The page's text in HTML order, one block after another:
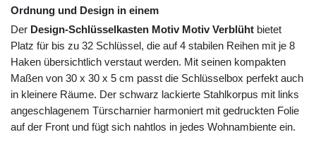
Ordnung und Design in einem
Der Design-Schlüsselkasten Motiv Motiv Verblüht bietet
Platz für bis zu 32 Schlüssel, die auf 4 stabilen Reihen mit je 8
Haken übersichtlich verstaut werden. Mit seinen kompakten
Maßen von 30 x 30 x 5 cm passt die Schlüsselbox perfekt auch
in kleinere Räume. Der schwarz lackierte Stahlkorpus mit links
angeschlagenem Türscharnier harmoniert mit gedruckten Folie
auf der Front und fügt sich nahtlos in jedes Wohnambiente ein.